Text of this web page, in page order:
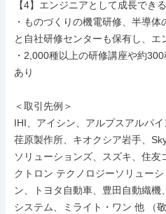
【4】エンジニアとして成長でき
・ものづくりの機電研修、半導
と自社研修センターも保有し、エ
・2,000種以上の研修講座や約
あり
＜取引先例＞
IHI、アイシン、アルプスアルパイ
荏原製作所、キオクシア岩手、
ソリューションズ、スズキ、住友
クトロン テクノロジーソリュー
ン、トヨタ自動車、豊田自動織
システム、ミライト・ワン 他 （